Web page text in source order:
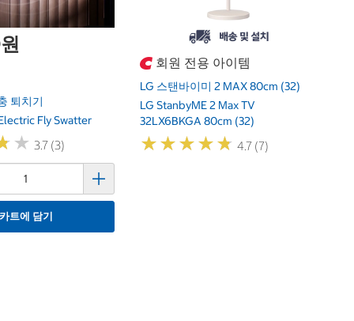
퇴치기
Fly Swatter
★
★ 3.7 (3)
트에 담기
회원 전용 아이템
LG 스탠바이미 2 MAX 80cm (32)
LG StanbyME 2 Max TV
32LX6BKGA 80cm (32)
★★★★★
★★★★★ 4.7 (7)